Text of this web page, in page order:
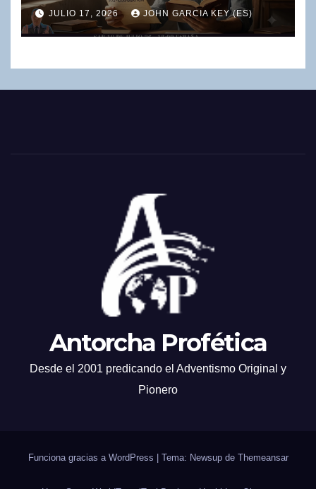
JULIO 17, 2026 JOHN GARCIA KEY (ES)
Antorcha Profética
Desde el 2001 predicando el Adventismo Original y
Pionero
Funciona gracias a WordPress Tema: Newsup de Themeansar